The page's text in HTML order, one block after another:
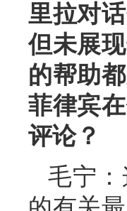
里拉对
但未展
的帮助
菲律宾
评论？
毛宁